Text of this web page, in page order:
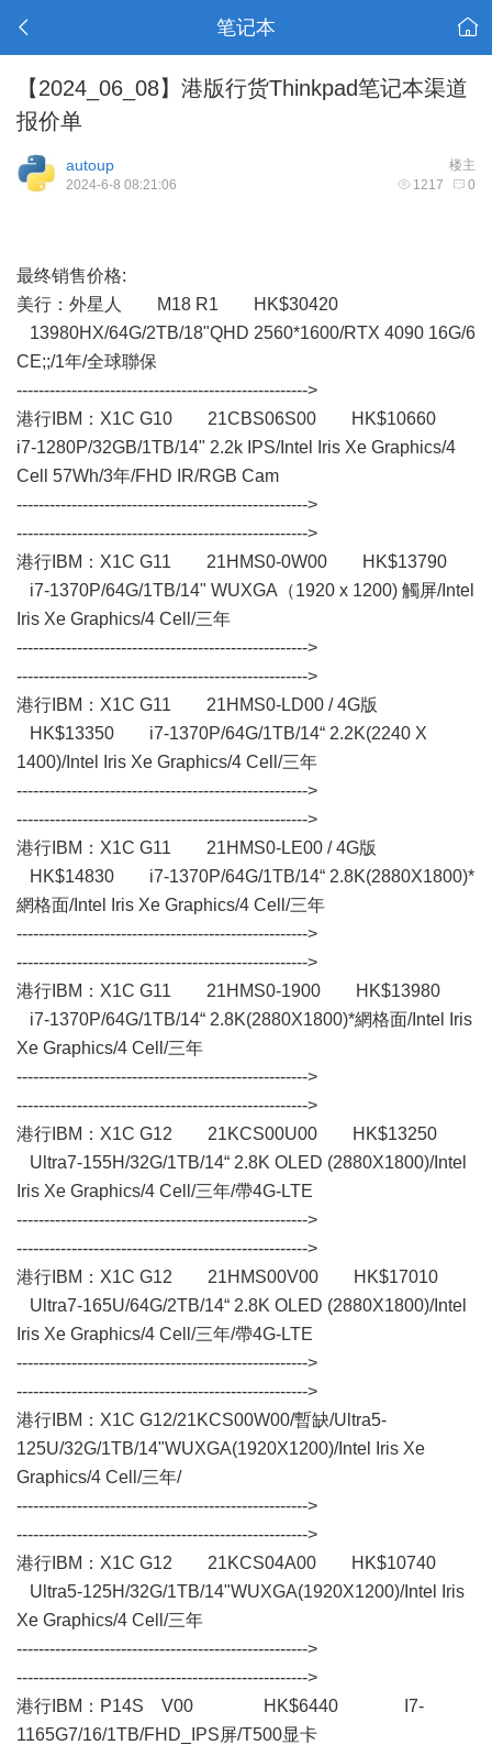
笔记本
【2024_06_08】港版行货Thinkpad笔记本渠道
报价单
楼主
autoup
1217 0
2024-6-8 08:21:06
最终销售价格:
美行： 外星人 M18 R1 HK$30420
13980HX/64G/2TB/18"QHD 2560*1600/RTX 4090 16G/6
CE;;/1年/全球聯保
----------------------------------------------------->
港行IBM：X1C G10 21CBS06S00 HK$10660
i7-1280P/32GB/1TB/14" 2.2k IPS/Intel Iris Xe Graphics/4
Cell 57Wh/3年/FHD IR/RGB Cam
----------------------------------------------------->
----------------------------------------------------->
港行IBM：X1C G11 21HMS0-0W00 HK$13790
i7-1370P/64G/1TB/14" WUXGA（1920 x 1200) 觸屏/Intel
Iris Xe Graphics/4 Cell/三年
----------------------------------------------------->
----------------------------------------------------->
港行IBM：X1C G11 21HMS0-LD00 / 4G版
HK$13350 i7-1370P/64G/1TB/14“ 2.2K(2240 X
1400)/Intel Iris Xe Graphics/4 Cell/三年
----------------------------------------------------->
----------------------------------------------------->
港行IBM：X1C G11 21HMS0-LE00 / 4G版
HK$14830 i7-1370P/64G/1TB/14“ 2.8K(2880X1800)*
網格面/Intel Iris Xe Graphics/4 Cell/三年
----------------------------------------------------->
----------------------------------------------------->
港行IBM：X1C G11 21HMS0-1900 HK$13980
i7-1370P/64G/1TB/14“ 2.8K(2880X1800)*網格面/Intel Iris
Xe Graphics/4 Cell/三年
----------------------------------------------------->
----------------------------------------------------->
港行IBM：X1C G12 21KCS00U00 HK$13250
Ultra7-155H/32G/1TB/14“ 2.8K OLED (2880X1800)/Intel
Iris Xe Graphics/4 Cell/三年/帶4G-LTE
----------------------------------------------------->
----------------------------------------------------->
港行IBM：X1C G12 21HMS00V00 HK$17010
Ultra7-165U/64G/2TB/14“ 2.8K OLED (2880X1800)/Intel
Iris Xe Graphics/4 Cell/三年/帶4G-LTE
----------------------------------------------------->
----------------------------------------------------->
港行IBM：X1C G12/21KCS00W00/暫缺/Ultra5-
125U/32G/1TB/14"WUXGA(1920X1200)/Intel Iris Xe
Graphics/4 Cell/三年/
----------------------------------------------------->
----------------------------------------------------->
港行IBM：X1C G12 21KCS04A00 HK$10740
Ultra5-125H/32G/1TB/14"WUXGA(1920X1200)/Intel Iris
Xe Graphics/4 Cell/三年
----------------------------------------------------->
----------------------------------------------------->
港行IBM： P14S V00 HK$6440 I7-
1165G7/16/1TB/FHD_IPS屏/T500显卡